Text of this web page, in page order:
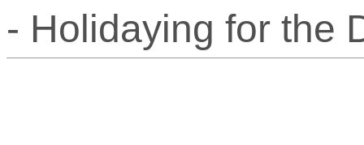
- Holidaying for the